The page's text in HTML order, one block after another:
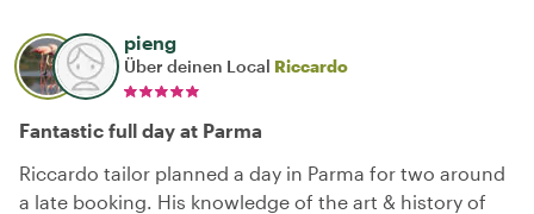
pieng
Über deinen Local Riccardo
Fantastic full day at Parma
Riccardo tailor planned a day in Parma for two around
a late booking. His knowledge of the art & history of